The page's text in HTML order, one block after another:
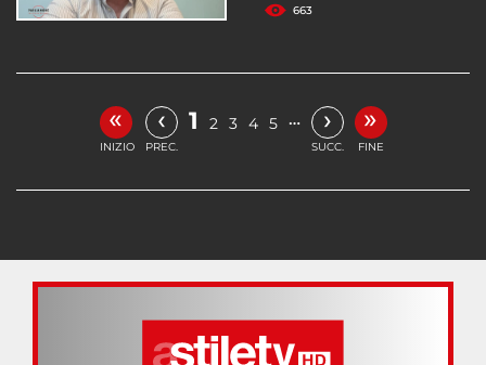
663
«
INIZIO
‹
PREC.
1 2 3 4 5 … ›
SUCC.
»
FINE